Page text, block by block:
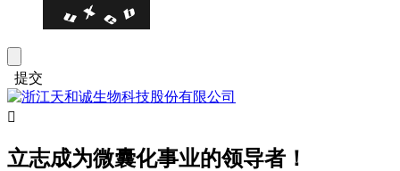
提交

立志成为微囊化事业的领导者！